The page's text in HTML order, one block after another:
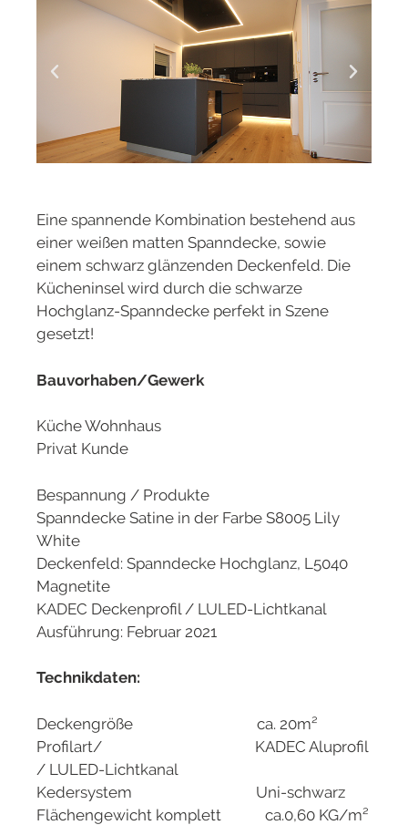
Eine spannende Kombination bestehend aus
einer weißen matten Spanndecke, sowie
einem schwarz glänzenden Deckenfeld. Die
Kücheninsel wird durch die schwarze
Hochglanz-Spanndecke perfekt in Szene
gesetzt!
Bauvorhaben/Gewerk
Küche Wohnhaus
Privat Kunde
Bespannung / Produkte
Spanndecke Satine in der Farbe S8005 Lily
White
Deckenfeld: Spanndecke Hochglanz, L5040
Magnetite
KADEC Deckenprofil / LULED-Lichtkanal
Ausführung: Februar 2021
Technikdaten:
Deckengröße ca. 20m²
Profilart/ KADEC Aluprofil
/ LULED-Lichtkanal
Kedersystem Uni-schwarz
Flächengewicht komplett ca.0,60 KG/m²